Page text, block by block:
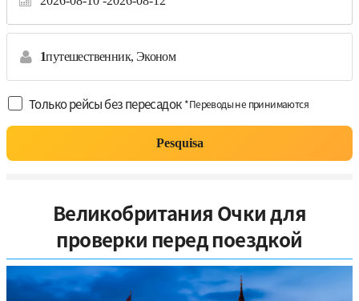
1путешественник, Эконом
Только рейсы без пересадок *Переводы не принимаются
Pesquisa
Великобритания Очки для
проверки перед поездкой